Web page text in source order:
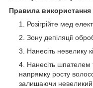
Правила використання
Розігрійте мед
Зону депіляції
Нанесіть невелику
Нанесіть шпателем
напрямку росту
залишаючи